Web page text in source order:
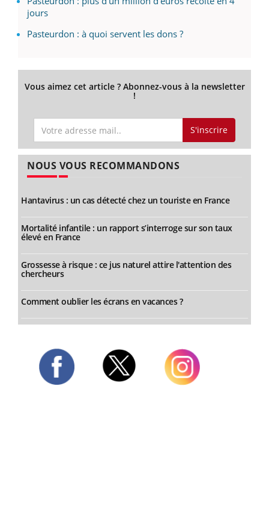
jours
Pasteurdon : à quoi servent les dons ?
Vous aimez cet article ? Abonnez-vous à la newsletter
!
S'inscrire
NOUS VOUS RECOMMANDONS
Hantavirus : un cas détecté chez un touriste en France
Mortalité infantile : un rapport s’interroge sur son taux
élevé en France
Grossesse à risque : ce jus naturel attire l'attention des
chercheurs
Comment oublier les écrans en vacances ?